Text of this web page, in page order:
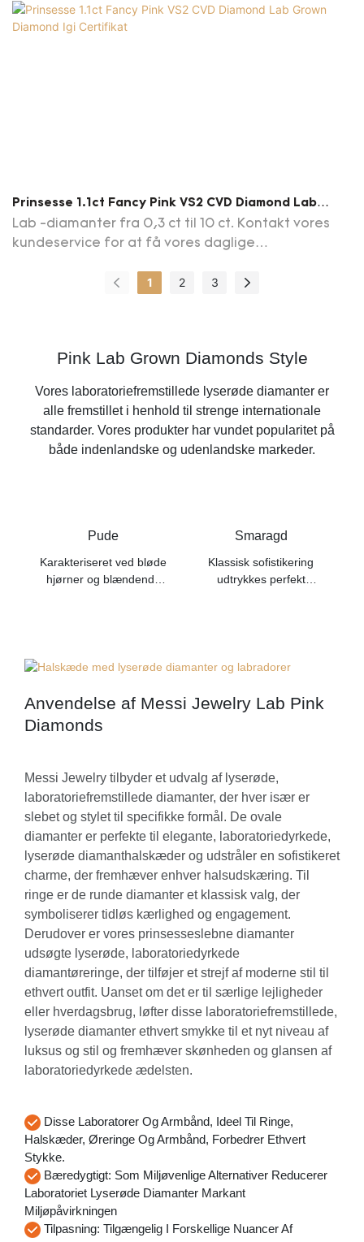
Prinsesse 1.1ct Fancy Pink VS2 CVD Diamond Lab
Grown Diamond Igi Certifikat
Lab -diamanter fra 0,3 ct til 10 ct. Kontakt vores
kundeservice for at få vores daglige
1 2 3
Pink Lab Grown Diamonds Style
Vores laboratoriefremstillede lyserøde diamanter er
alle fremstillet i henhold til strenge internationale
standarder. Vores produkter har vundet popularitet på
både indenlandske og udenlandske markeder.
Pude
Karakteriseret ved bløde
hjørner og blændende
Smaragd
Klassisk sofistikering
udtrykkes perfekt
Anvendelse af Messi Jewelry Lab Pink
Diamonds
Messi Jewelry tilbyder et udvalg af lyserøde,
laboratoriefremstillede diamanter, der hver især er
slebet og stylet til specifikke formål. De ovale
diamanter er perfekte til elegante, laboratoriedyrkede,
lyserøde diamanthalskæder og udstråler en sofistikeret
charme, der fremhæver enhver halsudskæring. Til
ringe er de runde diamanter et klassisk valg, der
symboliserer tidløs kærlighed og engagement.
Derudover er vores prinsesseslebne diamanter
udsøgte lyserøde, laboratoriedyrkede
diamantøreringe, der tilføjer et strejf af moderne stil til
ethvert outfit. Uanset om det er til særlige lejligheder
eller hverdagsbrug, løfter disse laboratoriefremstillede,
lyserøde diamanter ethvert smykke til et nyt niveau af
luksus og stil og fremhæver skønheden og glansen af ​​
laboratoriedyrkede ædelsten.
Disse Laboratorer Og Armbånd, Ideel Til Ringe,
Halskæder, Øreringe Og Armbånd, Forbedrer Ethvert
Stykke.
Bæredygtigt: Som Miljøvenlige Alternativer Reducerer
Laboratoriet Lyserøde Diamanter Markant
Miljøpåvirkningen
Tilpasning: Tilgængelig I Forskellige Nuancer Af